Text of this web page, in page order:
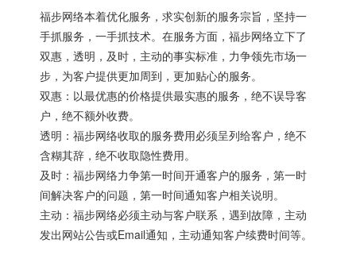
福步网络本着优化服务，求实创新的服务宗旨，坚持一
手抓服务，一手抓技术。在服务方面，福步网络立下了
双惠，透明，及时，主动的事实标准，力争领先市场一
步，为客户提供更加周到，更加贴心的服务。
双惠：以最优惠的价格提供最实惠的服务，绝不误导客
户，绝不额外收费。
透明：福步网络收取的服务费用必须呈列给客户，绝不
含糊其辞，绝不收取隐性费用。
及时：福步网络力争第一时间开通客户的服务，第一时
间解决客户的问题，第一时间通知客户相关说明。
主动：福步网络必须主动与客户联系，遇到故障，主动
发出网站公告或Email通知，主动通知客户续费时间等。